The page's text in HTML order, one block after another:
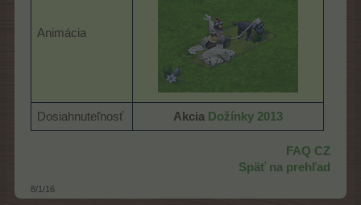
Animácia
Dosiahnuteľnosť Akcia Dožínky 2013
FAQ CZ
Späť na prehľad
8/1/16